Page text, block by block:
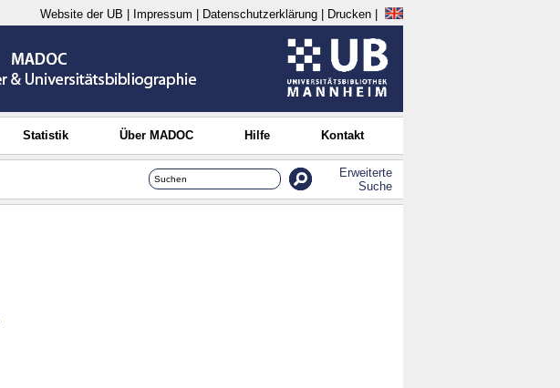
Website der UB Impressum Datenschutzerklärung Drucken
Statistik Über MADOC Hilfe Kontakt
Erweiterte
Suche